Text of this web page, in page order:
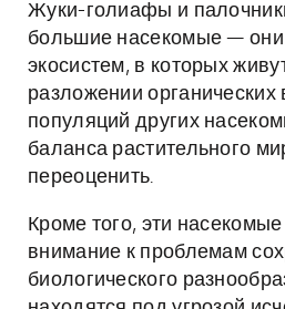
Жуки-голиафы и
большие насекомые —
экосистем, в которых
разложении
популяций других
баланса растительного
переоценить.
Кроме того, эти
внимание к проблемам
биологического